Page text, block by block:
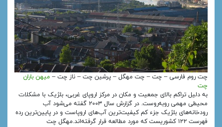
چت روم فارسی – چت – چت مهگل – پرشین چت – ناز چت – میهن باران
چت
به دلیل تراکم بالای جمعیت و مکان در مرکز اروپای غربی، بلژیک با مشکلات
محیطی مهمی روبه‌روست. در گزارش سال ۲۰۰۳ گفته می‌شود آب
رودخانه‌های بلژیک جزء کم کیفیت‌ترین آب‌های اروپاست و در پایین‌ترین رده
فهرست ۱۲۲ کشوریست که مورد مطالعه قرار گرفته‌اند.مهگل چت